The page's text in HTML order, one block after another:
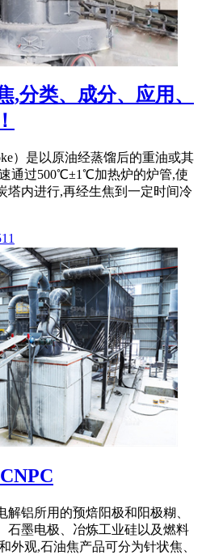
,分类、成分、应用、
）是以原油经蒸馏后的重油或其
通过500℃±1℃加热炉的炉管,使
塔内进行,再经生焦到一定时间冷
解铝所用的预焙阳极和阳极糊、
石墨电极、冶炼工业硅以及燃料
外观,石油焦产品可分为针状焦、